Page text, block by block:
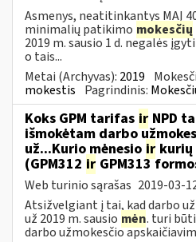
Asmenys, neatitinkantys MAĮ
minimalių patikimo mokesčių
2019 m. sausio 1 d. negalės
o tais...
Metai (Archyvas): 2019
mokestis Pagrindinis:
Koks GPM tarifas ir NPD
išmokėtam darbo
už...Kurio mėnesio ir kurių
(GPM312 ir GPM313
Web turinio sąrašas 2019-03-
Atsižvelgiant į tai, kad darbo
už 2019 m. sausio mėn. turi
darbo užmokesčio